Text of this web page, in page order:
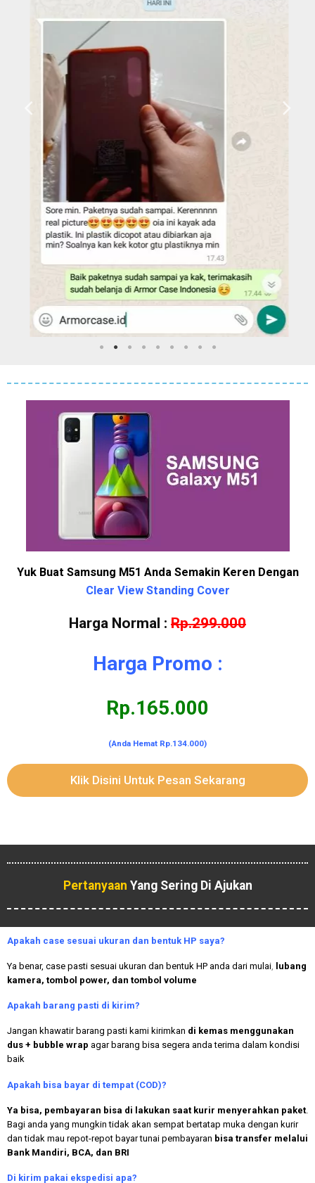
Yuk Buat Samsung M51 Anda Semakin Keren Dengan
Clear View Standing Cover
Harga Normal : Rp.299.000
Harga Promo :
Rp.165.000
(Anda Hemat Rp.134.000)
Klik Disini Untuk Pesan Sekarang
Pertanyaan Yang Sering Di Ajukan
Apakah case sesuai ukuran dan bentuk HP saya?
Ya benar, case pasti sesuai ukuran dan bentuk HP anda dari mulai
lubang
kamera, tombol power, dan tombol volume
Apakah barang pasti di kirim?
Jangan khawatir barang pasti kami kirimkan di kemas menggunakan
dus + bubble wrap agar barang bisa segera anda terima dalam kondisi
baik
Apakah bisa bayar di tempat (COD)?
Ya bisa, pembayaran bisa di lakukan saat kurir menyerahkan paket
Bagi anda yang mungkin tidak akan sempat bertatap muka dengan kurir
dan tidak mau repot-repot bayar tunai pembayaran bisa transfer melalui
Bank Mandiri, BCA, dan BRI
Di kirim pakai ekspedisi apa?